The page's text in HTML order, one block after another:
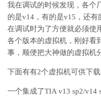
我在调试的时候发现，各个
的是v14，有的是v15，还有
在调试时为了方便就必须使
各个版本的虚拟机，刚好看
事，顺便把大神做的虚拟机
下面有有2个虚拟机可供下载
一个集成了TIA v13 sp2/v14